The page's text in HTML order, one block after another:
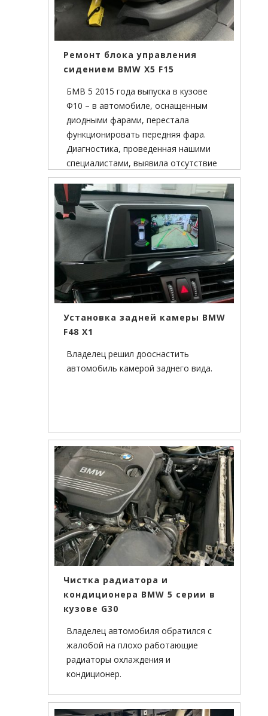
Ремонт блока управления
сидением BMW X5 F15
БМВ 5 2015 года выпуска в кузове
Ф10 – в автомобиле, оснащенным
диодными фарами, перестала
функционировать передняя фара.
Диагностика, проведенная нашими
специалистами, выявила отсутствие
связи блока управления светом FRM
с модулями фары.
Установка задней камеры BMW
F48 X1
Владелец решил дооснастить
автомобиль камерой заднего вида.
Чистка радиатора и
кондиционера BMW 5 серии в
кузове G30
Владелец автомобиля обратился с
жалобой на плохо работающие
радиаторы охлаждения и
кондиционер.